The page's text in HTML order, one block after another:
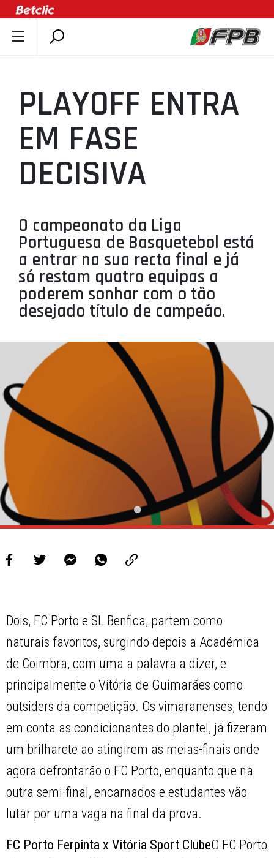
ÚLTIMAS
COMPETIÇÕES
ASSOCIAÇÕES
CLUBES
AGENTES
SELEÇÕES
MINIBASQUETE
ÁREA TÉCNICA
PROJETOS
LIGA BETCLIC MASCULINA
LIGA BETCLIC FEMININA
PLAYOFF ENTRA
EM FASE
DECISIVA
O campeonato da Liga
Portuguesa de Basquetebol está
a entrar na sua recta final e já
só restam quatro equipas a
poderem sonhar com o tão
desejado título de campeão.
Dois, FC Porto e SL Benfica, partem como
naturais favoritos, surgindo depois a Académica
de Coimbra, com uma a palavra a dizer, e
principalmente o Vitória de Guimarães como
outsiders da competição. Os vimaranenses, tendo
em conta as condicionantes do plantel, já fizeram
um brilharete ao atingirem as meias-finais onde
agora defrontarão o FC Porto, enquanto que na
outra semi-final, encarnados e estudantes vão
lutar por uma vaga na final da prova.
FC Porto Ferpinta x Vitória Sport ClubeO FC Porto